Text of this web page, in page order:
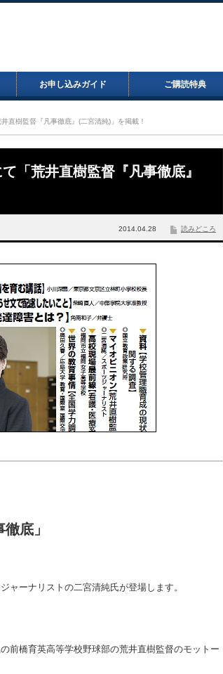
お申し込みガイド ご購読特典
直樹監督『凡事徹底』(二宮清純)」を掲載！
「荒井直樹監督『凡事徹底』
読みどころ
2014.04.28
底」
ャーナリストの二宮清純氏が登場します。
前橋育英高等学校野球部の荒井直樹監督のモットー